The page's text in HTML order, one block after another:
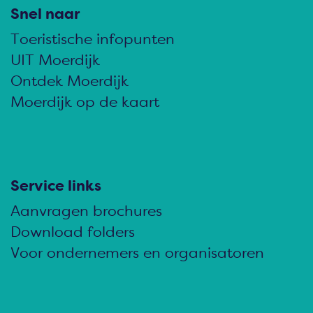
l
d
e
z
e
i
n
a
o
l
d
e
z
e
i
l
d
e
z
e
i
a
Snel naar
Toeristische infopunten
UIT Moerdijk
Ontdek Moerdijk
Moerdijk op de kaart
Service links
Aanvragen brochures
Download folders
Voor ondernemers en organisatoren